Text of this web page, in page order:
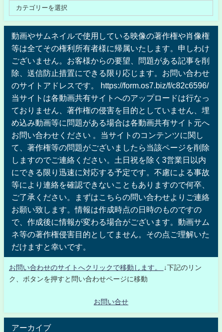
動画やサムネイルで使用している映像の著作権や肖像権
等は全てその権利所有者様に帰属いたします。申しわけ
ございません。お客様からの要望、問題がある記事を削
除、送信防止措置にできる限り応じます。お問い合わせ
のサイトアドレスです。 https://form.os7.biz/f/c82c6596/
当サイトは各動画共有サイトへのアップロードは行なっ
ておりません、著作権の侵害を目的としていません、埋
め込み動画等に問題がある場合は各動画共有サイト元へ
お問い合わせください 。当サイトのコンテンツに関し
て、著作権等の問題がございましたら当該ページを削除
しますのでご連絡ください。土日祝を除く3営業日以内
にできる限り迅速に対応する予定です。不慮による事故
等により連絡を確認できないこともありますので何卒、
ご了承ください。まずはこちらの問い合わせよりご連絡
お願い致します。情報は作成時点の日時のものですの
で、作成後に情報が変わる場合がございます。動画サム
ネ等の著作権侵害目的としてません。その点ご理解いた
だけますと幸いです。
お問い合わせのサイトへクリックで移動します。
↓下記のリン
ク、ボタンを押すと問い合わせページに移動
お問い合せ
アーカイブ